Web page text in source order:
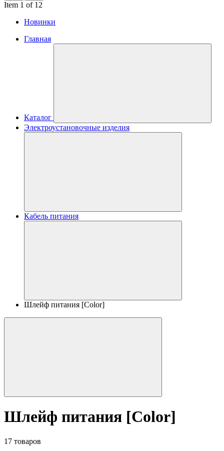
Item 1 of 12
Новинки
Главная
Каталог
Электроустановочные изделия
Кабель питания
Шлейф питания [Color]
Шлейф питания [Color]
17 товаров